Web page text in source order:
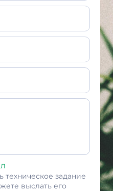
техническое задание
выслать его